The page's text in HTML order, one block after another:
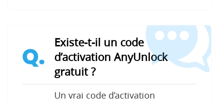
Q.
Existe-t-il un code
d’activation AnyUnlock
gratuit ?
Un vrai code d’activation